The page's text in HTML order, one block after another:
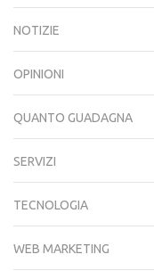
NOTIZIE
OPINIONI
QUANTO GUADAGNA
SERVIZI
TECNOLOGIA
WEB MARKETING